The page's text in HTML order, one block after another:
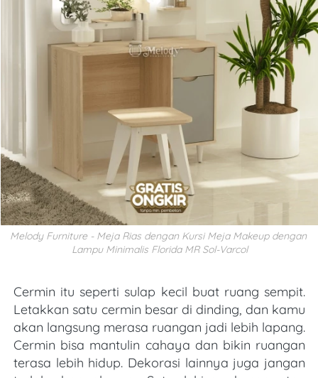
Melody Furniture - Meja Rias dengan Kursi Meja Makeup dengan
Lampu Minimalis Florida MR Sol-Varcol
Cermin itu seperti sulap kecil buat ruang sempit.
Letakkan satu cermin besar di dinding, dan kamu
akan langsung merasa ruangan jadi lebih lapang.
Cermin bisa mantulin cahaya dan bikin ruangan
terasa lebih hidup. Dekorasi lainnya juga jangan